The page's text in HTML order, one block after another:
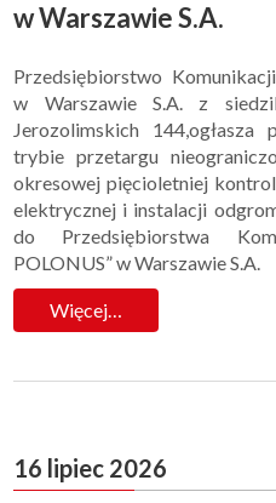
w Warszawie S.A.
Przedsiębiorstwo
w Warszawie S.A. z
Jerozolimskich 144,ogłasza
trybie przetargu
okresowej pięcioletniej
elektrycznej i instalacji
do Przedsiębiorstwa
POLONUS” w Warszawie S.A.
Więcej…
16 lipiec 2026